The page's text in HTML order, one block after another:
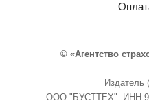
© «Агентство
Издатель
ООО "БУСТТЕХ". ИНН